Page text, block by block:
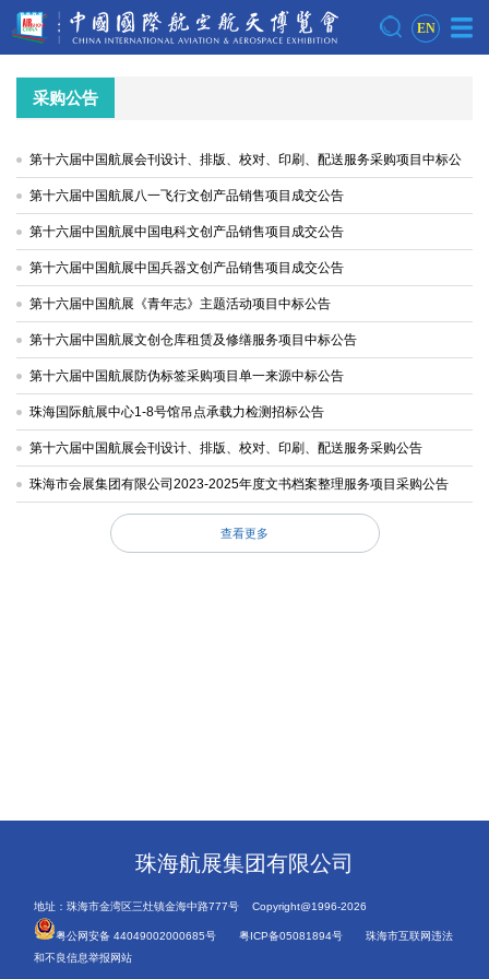
EN
采购公告
第十六届中国航展会刊设计、排版、校对、印刷、配送服务采购项目中标公
告
第十六届中国航展八一飞行文创产品销售项目成交公告
第十六届中国航展中国电科文创产品销售项目成交公告
第十六届中国航展中国兵器文创产品销售项目成交公告
第十六届中国航展《青年志》主题活动项目中标公告
第十六届中国航展文创仓库租赁及修缮服务项目中标公告
第十六届中国航展防伪标签采购项目单一来源中标公告
珠海国际航展中心1-8号馆吊点承载力检测招标公告
第十六届中国航展会刊设计、排版、校对、印刷、配送服务采购公告
珠海市会展集团有限公司2023-2025年度文书档案整理服务项目采购公告
查看更多
珠海航展集团有限公司
地址：珠海市金湾区三灶镇金海中路777号 Copyright@1996-2026
粤公网安备 44049002000685号 粤ICP备05081894号
珠海市互联网违法
和不良信息举报网站